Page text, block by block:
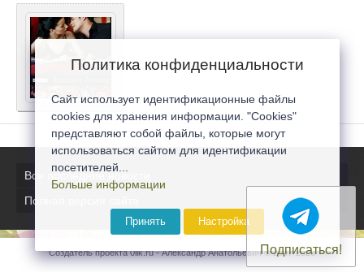
Все последние новости
Полная версия сайта
Создатель проекта 0lik.ru - Александр Анатольевич © 2007-2026
Подписаться!
Политика конфиденциальности
Сайт использует идентификационные файлы
cookies для хранения информации. "Cookies"
представляют собой файлы, которые могут
использоваться сайтом для идентификации
посетителей...
Больше информации
Принять Настройка